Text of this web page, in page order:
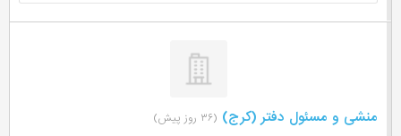
منشی و مسئول دفتر (کرج) (۳۶ روز پیش)